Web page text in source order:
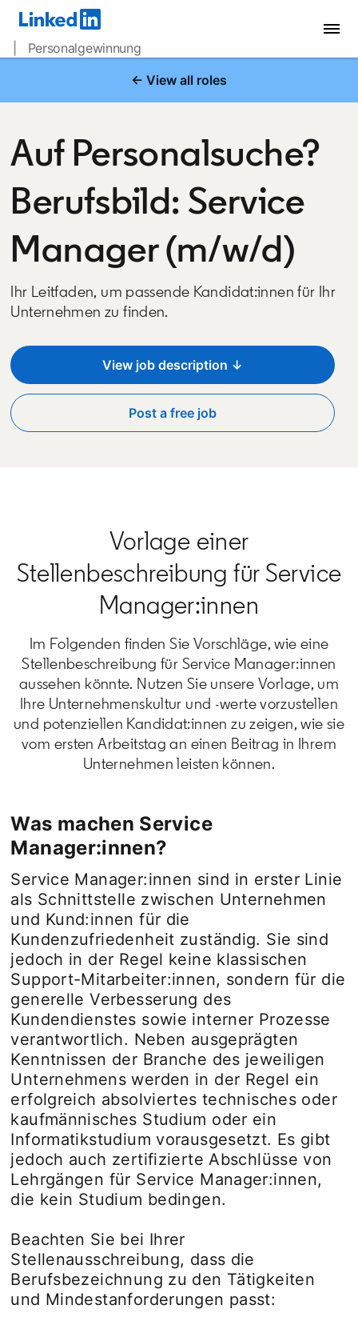
| Personalgewinnung
← View all roles
Auf Personalsuche?
Berufsbild: Service
Manager (m/w/d)
Ihr Leitfaden, um passende Kandidat:innen für Ihr
Unternehmen zu finden.
View job description ↓
Post a free jobopens in a new tab
Vorlage einer
Stellenbeschreibung für Service
Manager:innen
Im Folgenden finden Sie Vorschläge, wie eine
Stellenbeschreibung für Service Manager:innen
aussehen könnte. Nutzen Sie unsere Vorlage, um
Ihre Unternehmenskultur und -werte vorzustellen
und potenziellen Kandidat:innen zu zeigen, wie sie
vom ersten Arbeitstag an einen Beitrag in Ihrem
Unternehmen leisten können.
Was machen Service
Manager:innen?
Service Manager:innen sind in erster Linie
als Schnittstelle zwischen Unternehmen
und Kund:innen für die
Kundenzufriedenheit zuständig. Sie sind
jedoch in der Regel keine klassischen
Support-Mitarbeiter:innen, sondern für die
generelle Verbesserung des
Kundendienstes sowie interner Prozesse
verantwortlich. Neben ausgeprägten
Kenntnissen der Branche des jeweiligen
Unternehmens werden in der Regel ein
erfolgreich absolviertes technisches oder
kaufmännisches Studium oder ein
Informatikstudium vorausgesetzt. Es gibt
jedoch auch zertifizierte Abschlüsse von
Lehrgängen für Service Manager:innen,
die kein Studium bedingen.
Beachten Sie bei Ihrer
Stellenausschreibung, dass die
Berufsbezeichnung zu den Tätigkeiten
und Mindestanforderungen passt: